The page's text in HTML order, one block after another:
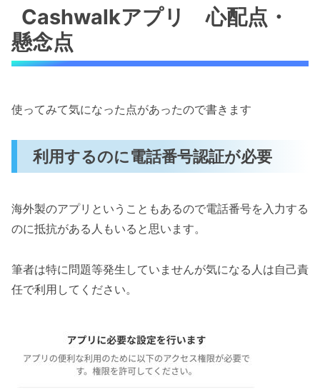
Cashwalkアプリ 心配点・
懸念点
使ってみて気になった点があったので書きます
利用するのに電話番号認証が必要
海外製のアプリということもあるので電話番号を入力する
のに抵抗がある人もいると思います。
筆者は特に問題等発生していませんが気になる人は自己責
任で利用してください。